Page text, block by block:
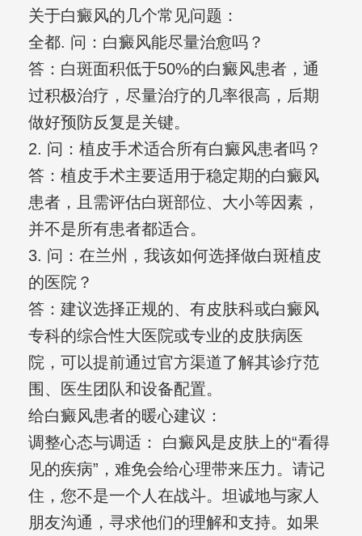
关于白癜风的几个常见问题：
全都. 问：白癜风能尽量治愈吗？
答：白斑面积低于50%的白癜风患者，通
过积极治疗，尽量治疗的几率很高，后期
做好预防反复是关键。
2. 问：植皮手术适合所有白癜风患者吗？
答：植皮手术主要适用于稳定期的白癜风
患者，且需评估白斑部位、大小等因素，
并不是所有患者都适合。
3. 问：在兰州，我该如何选择做白斑植皮
的医院？
答：建议选择正规的、有皮肤科或白癜风
专科的综合性大医院或专业的皮肤病医
院，可以提前通过官方渠道了解其诊疗范
围、医生团队和设备配置。
给白癜风患者的暖心建议：
调整心态与调适： 白癜风是皮肤上的“看得
见的疾病”，难免会给心理带来压力。请记
住，您不是一个人在战斗。坦诚地与家人
朋友沟通，寻求他们的理解和支持。如果